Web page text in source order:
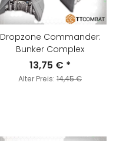
Dropzone Commander:
Bunker Complex
13,75 € *
Alter Preis: 14,45 €